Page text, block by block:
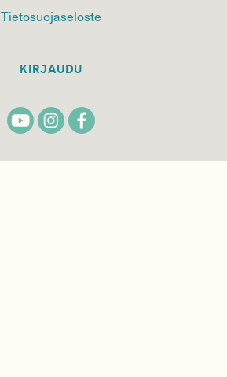
Tietosuojaseloste
KIRJAUDU